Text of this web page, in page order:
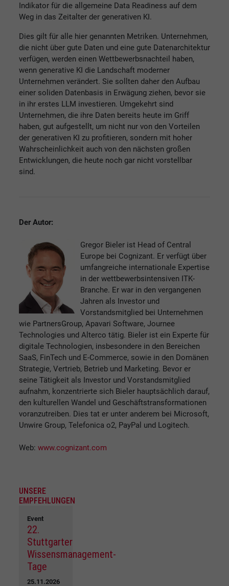
Indikator für die allgemeine Data Readiness auf dem
Weg in das Zeitalter der generativen KI.
Dies gilt für alle hier genannten Metriken. Unternehmen,
die nicht über gute Daten und eine gute Datenarchitektur
verfügen, werden einen Wettbewerbsnachteil haben,
wenn generative KI die Landschaft moderner
Unternehmen verändert. Sie sollten daher den Aufbau
einer soliden Datenbasis in Erwägung ziehen, bevor sie
in ihr erstes LLM investieren. Umgekehrt sind
Unternehmen, die ihre Daten bereits heute im Griff
haben, gut aufgestellt, um nicht nur von den Vorteilen
der generativen KI zu profitieren, sondern mit hoher
Wahrscheinlichkeit auch von den nächsten großen
Entwicklungen, die heute noch gar nicht vorstellbar
sind.
Der Autor:
Gregor Bieler ist Head of Central
Europe bei Cognizant. Er verfügt über
umfangreiche internationale Expertise
in der wettbewerbsintensiven ITK-
Branche. Er war in den vergangenen
Jahren als Investor und
Vorstandsmitglied bei Unternehmen
wie PartnersGroup, Apavari Software, Journee
Technologies und Alterco tätig. Bieler ist ein Experte für
digitale Technologien, insbesondere in den Bereichen
SaaS, FinTech und E-Commerce, sowie in den Domänen
Strategie, Vertrieb, Betrieb und Marketing. Bevor er
seine Tätigkeit als Investor und Vorstandsmitglied
aufnahm, konzentrierte sich Bieler hauptsächlich darauf,
den kulturellen Wandel und Geschäftstransformationen
voranzutreiben. Dies tat er unter anderem bei Microsoft,
Unwire Group, Telefonica o2, PayPal und Logitech.
Web: www.cognizant.com
UNSERE
EMPFEHLUNGEN
Event
22.
Stuttgarter
Wissensmanagement-
Tage
25.11.2026